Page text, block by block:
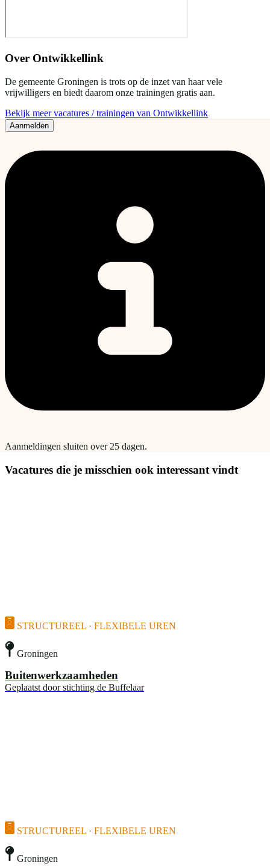
Over Ontwikkellink
De gemeente Groningen is trots op de inzet van haar vele
vrijwilligers en biedt daarom onze trainingen gratis aan.
Bekijk meer vacatures / trainingen van Ontwikkellink
Aanmelden
Aanmeldingen sluiten over 25 dagen.
Vacatures die je misschien ook interessant vindt
STRUCTUREEL · FLEXIBELE UREN
Groningen
Buitenwerkzaamheden
Geplaatst door stichting de Buffelaar
STRUCTUREEL · FLEXIBELE UREN
Groningen